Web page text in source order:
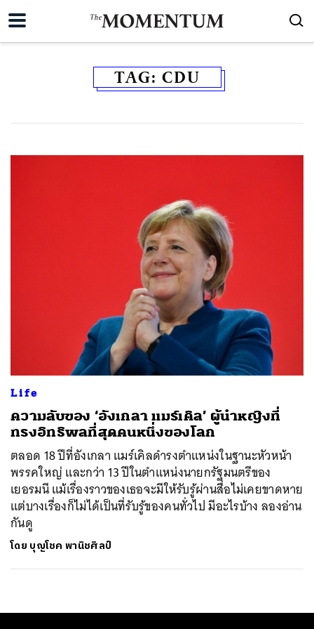
TAG: CDU
Life
ความลับของ ‘อังเกลา แมร์เคิล’ ผู้นำหญิงที่
ทรงอิทธิพลที่สุดคนหนึ่งของโลก
ตลอด 18 ปีที่อังเกลา แมร์เคิลดำรงตำแหน่งในฐานะหัวหน้า
พรรคใหญ่ และกว่า 13 ปีในตำแหน่งนายกรัฐมนตรีของ
เยอรมนี แม้เรื่องราวของเธอจะมีให้รับรู้ผ่านสื่อไม่เคยขาดหาย
แต่บางเรื่องก็ไม่ได้เป็นที่รับรู้ของคนทั่วไป มีอะไรบ้าง ลองอ่าน
กันดู
โดย บุญโชค พานิชศิลป์
SHARE TWEET LINE EMAIL